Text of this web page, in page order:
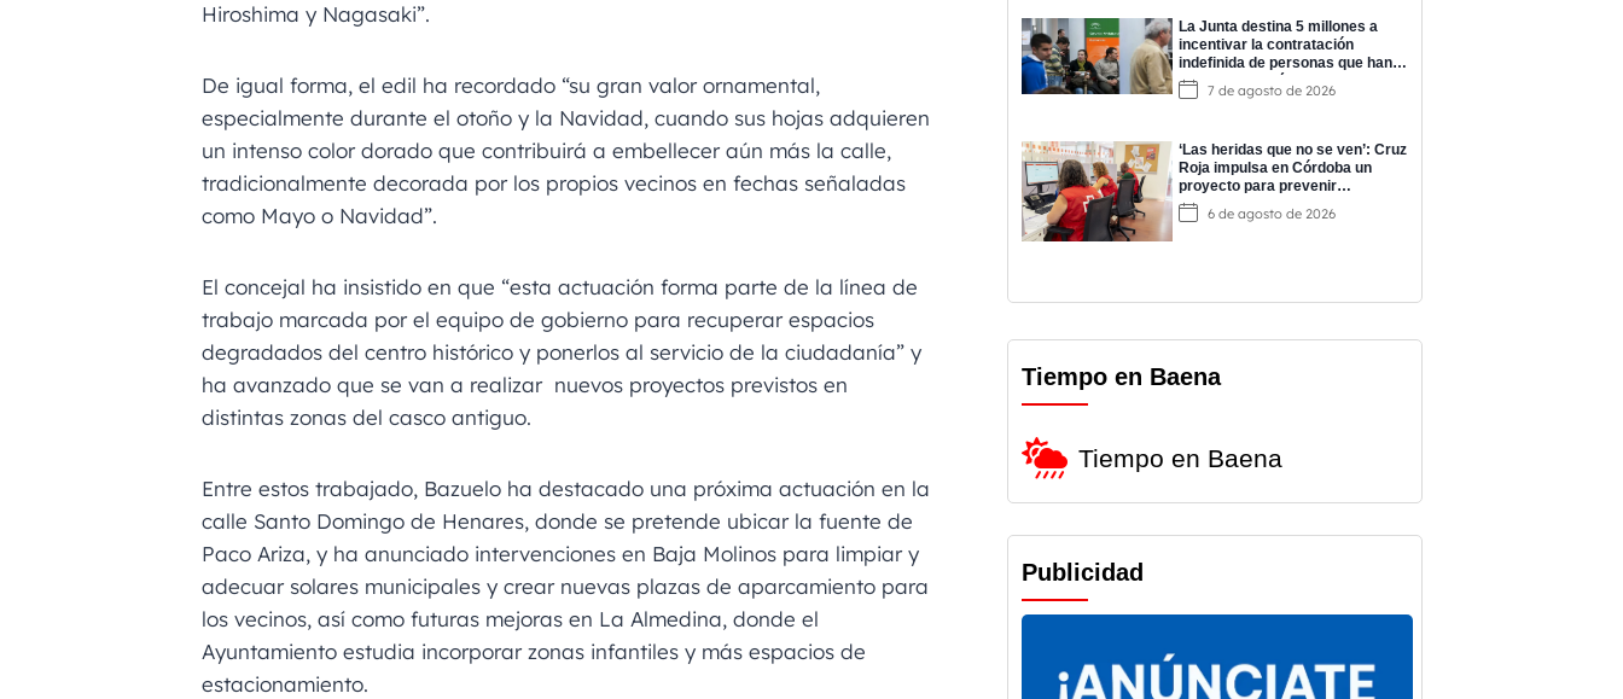
Hiroshima y Nagasaki”.
De igual forma, el edil ha recordado “su gran valor ornamental,
especialmente durante el otoño y la Navidad, cuando sus hojas adquieren
un intenso color dorado que contribuirá a embellecer aún más la calle,
tradicionalmente decorada por los propios vecinos en fechas señaladas
como Mayo o Navidad”.
El concejal ha insistido en que “esta actuación forma parte de la línea de
trabajo marcada por el equipo de gobierno para recuperar espacios
degradados del centro histórico y ponerlos al servicio de la ciudadanía” y
ha avanzado que se van a realizar nuevos proyectos previstos en
distintas zonas del casco antiguo.
Entre estos trabajado, Bazuelo ha destacado una próxima actuación en la
calle Santo Domingo de Henares, donde se pretende ubicar la fuente de
Paco Ariza, y ha anunciado intervenciones en Baja Molinos para limpiar y
adecuar solares municipales y crear nuevas plazas de aparcamiento para
los vecinos, así como futuras mejoras en La Almedina, donde el
Ayuntamiento estudia incorporar zonas infantiles y más espacios de
estacionamiento.
La Junta destina 5 millones a
incentivar la contratación
indefinida de personas que han
completado prácticas del
programa EPES
7 de agosto de 2026
‘Las heridas que no se ven’: Cruz
Roja impulsa en Córdoba un
proyecto para prevenir
adicciones y cuidar la salud
mental6 de agosto de 2026
Tiempo en Baena
Tiempo en Baena
Publicidad